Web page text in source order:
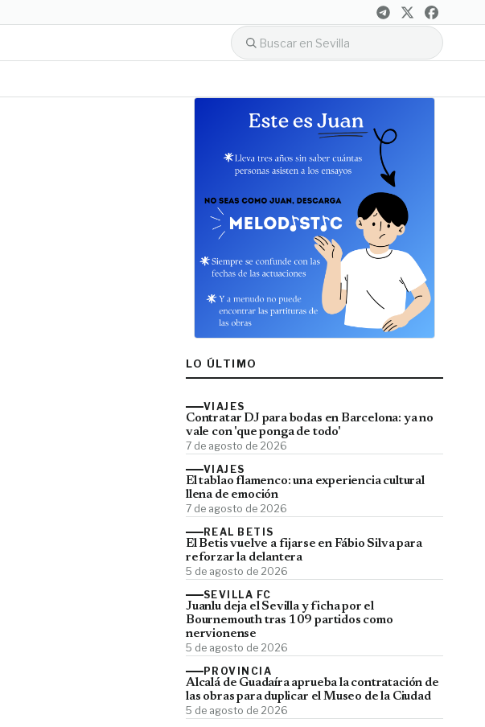
LO ÚLTIMO
VIAJES
Contratar DJ para bodas en Barcelona: ya no
vale con 'que ponga de todo'
7 de agosto de 2026
VIAJES
El tablao flamenco: una experiencia cultural
llena de emoción
7 de agosto de 2026
REAL BETIS
El Betis vuelve a fijarse en Fábio Silva para
reforzar la delantera
5 de agosto de 2026
SEVILLA FC
Juanlu deja el Sevilla y ficha por el
Bournemouth tras 109 partidos como
nervionense
5 de agosto de 2026
PROVINCIA
Alcalá de Guadaíra aprueba la contratación de
las obras para duplicar el Museo de la Ciudad
5 de agosto de 2026